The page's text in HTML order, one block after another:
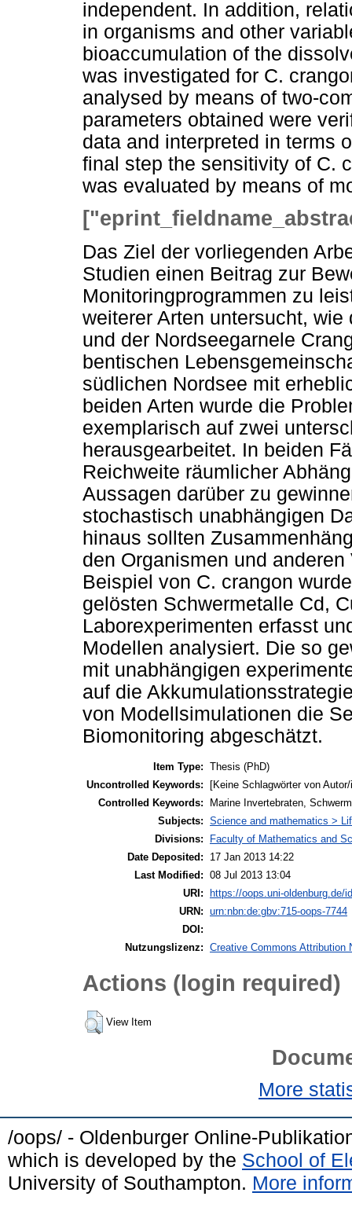
independent. In addition,
in organisms and other
bioaccumulation of the
was investigated for C.
analysed by means of two-
parameters obtained were
data and interpreted in terms
final step the sensitivity of C.
was evaluated by means of
Das Ziel der vorliegenden
Studien einen Beitrag zur
Monitoringprogrammen zu
weiterer Arten untersucht,
und der Nordseegarnele
bentischen
südlichen Nordsee mit
beiden Arten wurde die
exemplarisch auf zwei
herausgearbeitet. In beiden
Reichweite räumlicher
Aussagen darüber zu
stochastisch unabhängigen
hinaus sollten
den Organismen und
Beispiel von C. crangon
gelösten Schwermetalle Cd,
Laborexperimenten erfasst
Modellen analysiert. Die so
mit unabhängigen
auf die
von Modellsimulationen die
Biomonitoring abgeschätzt.
Item Type: Thesis (PhD)
Uncontrolled Keywords:
[Keine Schlagwörter von
Controlled Keywords:
Marine Invertebraten,
Subjects: Science and mathematics >
Divisions:
Faculty of Mathematics and
Date Deposited:
17 Jan 2013 14:22
Last Modified: 08 Jul 2013 13:04
URI:
https://oops.uni-oldenburg.de/
URN: urn:nbn:de:gbv:715-oops-7744
DOI:
Nutzungslizenz: Creative Commons Attribution
Actions (login required)
View Item
More
/oops/ - Oldenburger Online-
which is developed by the School of
University of Southampton. More